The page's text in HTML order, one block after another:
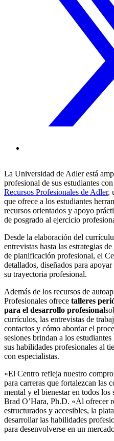
La Universidad de Adler está
profesional de sus estudiantes
Recursos Profesionales de Adler,
que ofrece a los estudiantes
recursos orientados y apoyo
de posgrado al ejercicio
Desde la elaboración del
entrevistas hasta las estrategias
de planificación profesional, el
detallados, diseñados para
su trayectoria profesional.
Además de los recursos de
Profesionales ofrece talleres
para el desarrollo profesional
currículos, las entrevistas de
contactos y cómo abordar el
sesiones brindan a los
sus habilidades profesionales al
con especialistas.
«El Centro refleja nuestro
para carreras que fortalezcan las
mental y el bienestar en todos
Brad O’Hara, Ph.D. «Al ofrecer
estructurados y accesibles, la
desarrollar las habilidades
para desenvolverse en un